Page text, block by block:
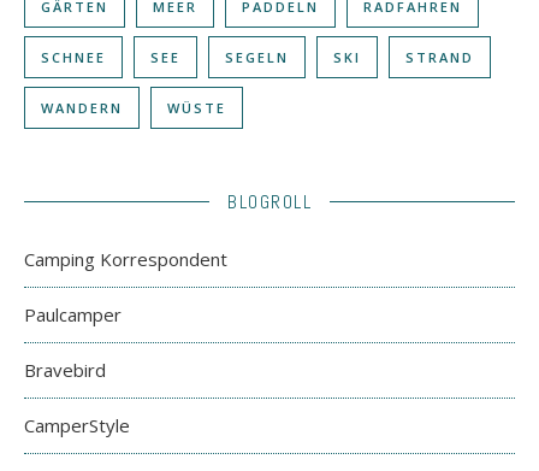
GÄRTEN MEER PADDELN RADFAHREN
SCHNEE SEE SEGELN SKI STRAND
WANDERN WÜSTE
BLOGROLL
Camping Korrespondent
Paulcamper
Bravebird
CamperStyle